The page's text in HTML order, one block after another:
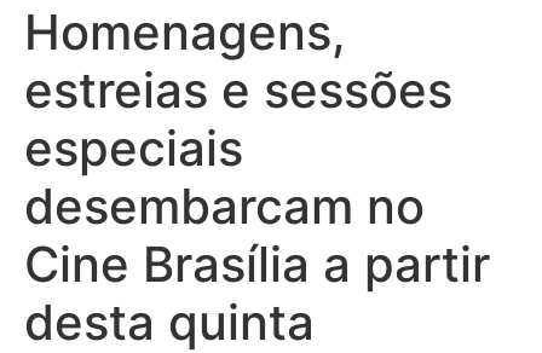
Homenagens,
estreias e sessões
especiais
desembarcam no
Cine Brasília a partir
desta quinta